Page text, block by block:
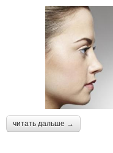
читать дальше →